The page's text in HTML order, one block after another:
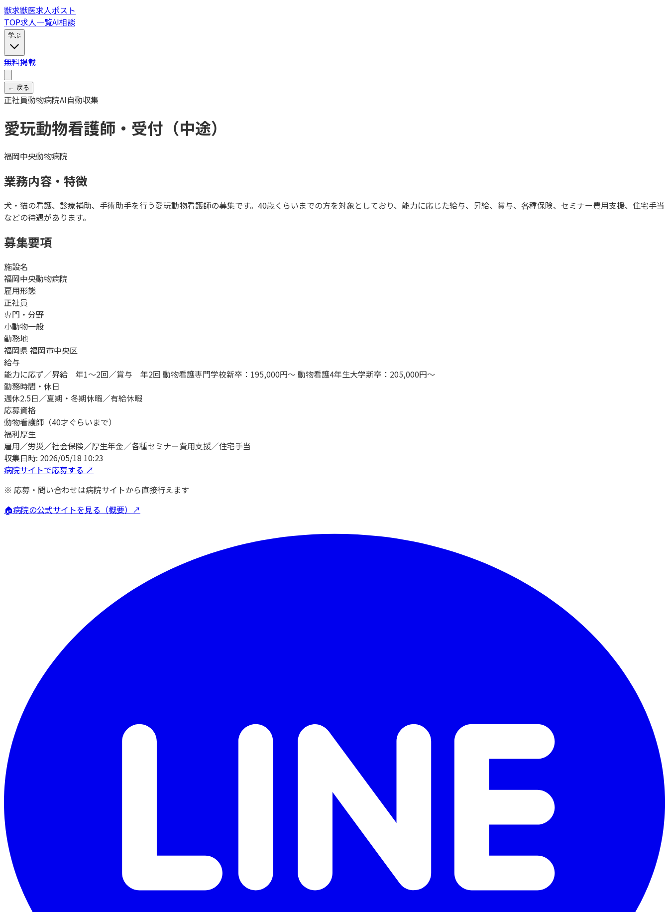
獣求獣医求人ポスト
TOP求人一覧AI相談
学ぶ
無料掲載
← 戻る
正社員動物病院AI自動収集
愛玩動物看護師・受付（中途）
福岡中央動物病院
業務内容・特徴
犬・猫の看護、診療補助、手術助手を行う愛玩動物看護師の募集です。40歳くらいまでの方を対象としており、能力に応じた給与、昇給、賞与、各種保険、セミナー費用支援、住宅手当
などの待遇があります。
募集要項
施設名
福岡中央動物病院
雇用形態
正社員
専門・分野
小動物一般
勤務地
福岡県 福岡市中央区
給与
能力に応ず／昇給 年1〜2回／賞与 年2回 動物看護専門学校新卒：195,000円〜 動物看護4年生大学新卒：205,000円〜
勤務時間・休日
週休2.5日／夏期・冬期休暇／有給休暇
応募資格
動物看護師（40才ぐらいまで）
福利厚生
雇用／労災／社会保険／厚生年金／各種セミナー費用支援／住宅手当
収集日時: 2026/05/18 10:23
病院サイトで応募する ↗
※ 応募・問い合わせは病院サイトから直接行えます
🏠病院の公式サイトを見る（概要）↗